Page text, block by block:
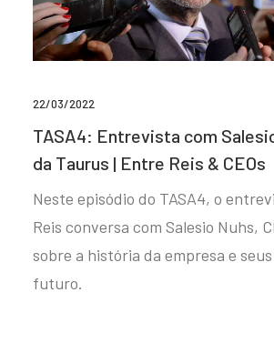
22/03/2022
TASA4: Entrevista com
da Taurus | Entre Reis & CEOs
Neste episódio do TASA4, o
Reis conversa com Salesio Nuhs,
sobre a história da empresa e
futuro.